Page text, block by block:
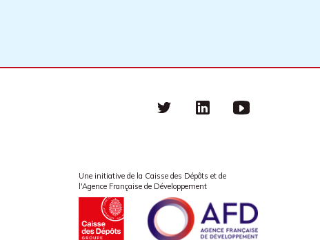
Twitterlinkedin Youtube
Une initiative de la Caisse des Dépôts et de
l'Agence Française de Développement